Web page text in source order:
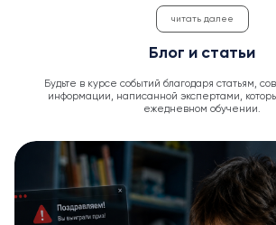
читать далее
Блог и статьи
Будьте в курсе событий благодаря статьям,
информации, написанной экспертами,
ежедневном обучении.